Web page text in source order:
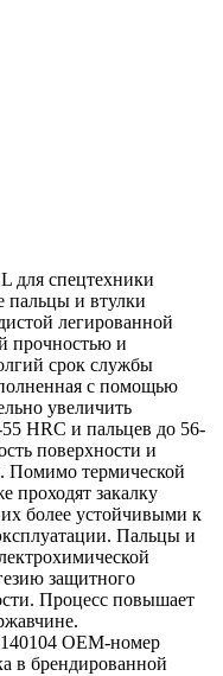
для спецтехники
пальцы и втулки
легированной
прочностью и
срок службы
с помощью
увеличить
HRC и пальцев до 56-
поверхности и
Помимо термической
проходят закалку
более устойчивыми к
Пальцы и
защитного
Процесс повышает
OEM-номер
в брендированной